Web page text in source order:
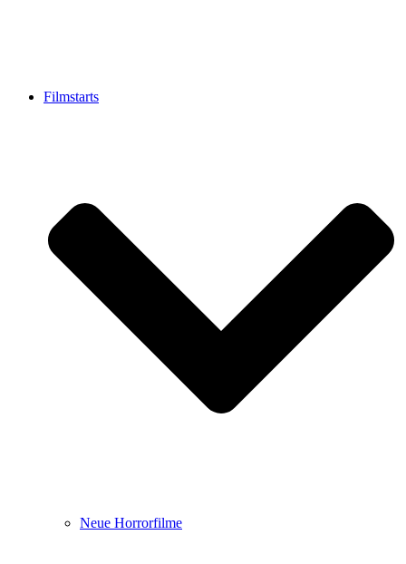
Filmstarts
Neue Horrorfilme